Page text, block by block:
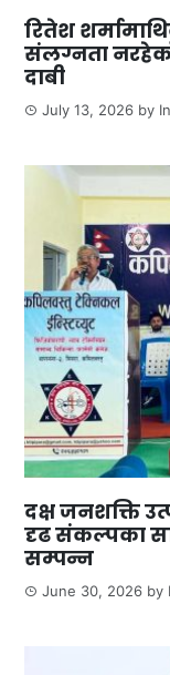
रितेश
संलग्नता
दाबी
July 13, 2026 by
दक्ष जनशक्ति
दृढ संकल्पका
सम्पन्न
June 30, 2026 by